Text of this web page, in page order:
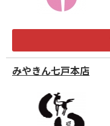
みやきん七戸本店